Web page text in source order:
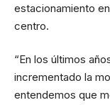
estacionamiento
centro.
“En los últimos
incrementado la
entendemos que